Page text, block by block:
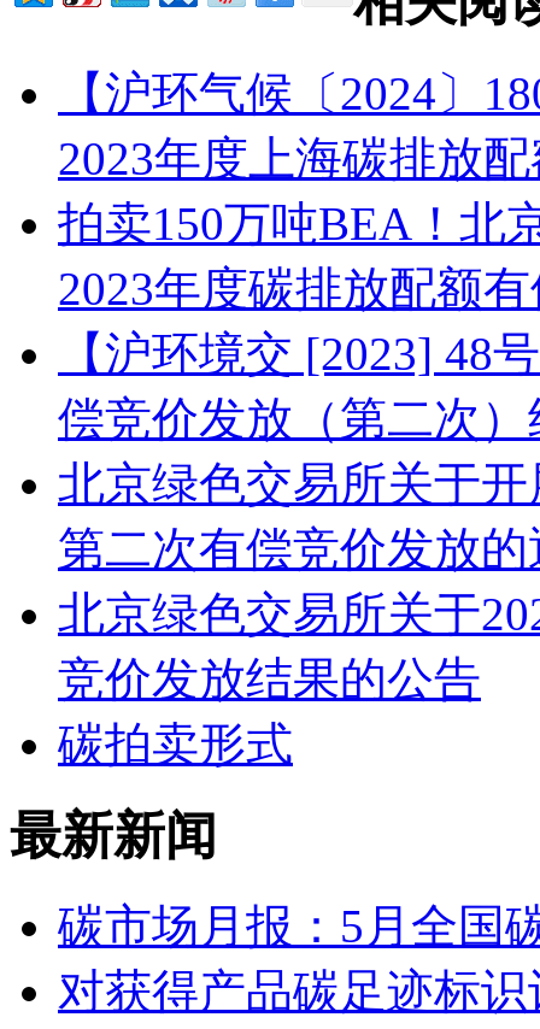
【沪环气候〔2024〕
2023年度上海碳排放
拍卖150万吨BEA！北
2023年度碳排放配额
【沪环境交 [2023] 48
偿竞价发放（第二次
北京绿色交易所关于
第二次有偿竞价发放的
北京绿色交易所关于
竞价发放结果的公告
碳拍卖形式
最新新闻
碳市场月报：5月全国
对获得产品碳足迹标